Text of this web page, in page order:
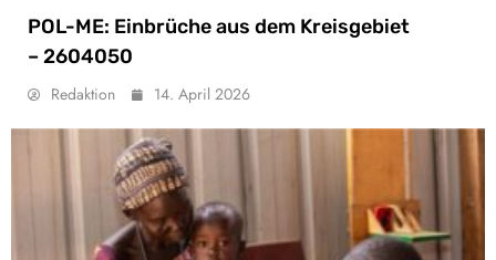
POL-ME: Einbrüche aus dem Kreisgebiet
– 2604050
Redaktion 14. April 2026